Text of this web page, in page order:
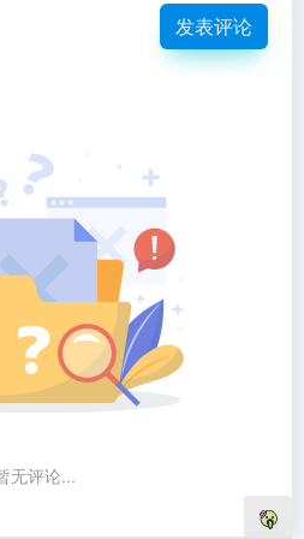
发表评论
无评论...